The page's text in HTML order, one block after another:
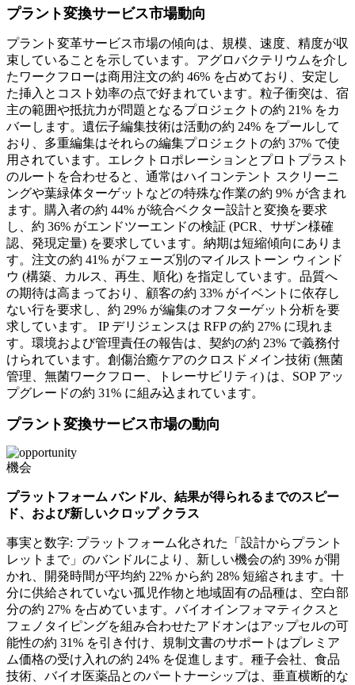
プラント変換サービス市場動向
プラント変革サービス市場の傾向は、規模、速度、精度が収
束していることを示しています。アグロバクテリウムを介し
たワークフローは商用注文の約 46% を占めており、安定し
た挿入とコスト効率の点で好まれています。粒子衝突は、宿
主の範囲や抵抗力が問題となるプロジェクトの約 21% をカ
バーします。遺伝子編集技術は活動の約 24% をプールして
おり、多重編集はそれらの編集プロジェクトの約 37% で使
用されています。エレクトロポレーションとプロトプラスト
のルートを合わせると、通常はハイコンテント スクリーニ
ングや葉緑体ターゲットなどの特殊な作業の約 9% が含まれ
ます。購入者の約 44% が統合ベクター設計と変換を要求
し、約 36% がエンドツーエンドの検証 (PCR、サザン様確
認、発現定量) を要求しています。納期は短縮傾向にありま
す。注文の約 41% がフェーズ別のマイルストーン ウィンド
ウ (構築、カルス、再生、順化) を指定しています。品質へ
の期待は高まっており、顧客の約 33% がイベントに依存し
ない行を要求し、約 29% が編集のオフターゲット分析を要
求しています。 IP デリジェンスは RFP の約 27% に現れま
す。環境および管理責任の報告は、契約の約 23% で義務付
けられています。創傷治癒ケアのクロスドメイン技術 (無菌
管理、無菌ワークフロー、トレーサビリティ) は、SOP アッ
プグレードの約 31% に組み込まれています。
プラント変換サービス市場の動向
機会
プラットフォーム バンドル、結果が得られるまでのスピー
ド、および新しいクロップ クラス
事実と数字: プラットフォーム化された「設計からプラント
レットまで」のバンドルにより、新しい機会の約 39% が開
かれ、開発時間が平均約 22% から約 28% 短縮されます。十
分に供給されていない孤児作物と地域固有の品種は、空白部
分の約 27% を占めています。バイオインフォマティクスと
フェノタイピングを組み合わせたアドオンはアップセルの可
能性の約 31% を引き付け、規制文書のサポートはプレミア
ム価格の受け入れの約 24% を促進します。種子会社、食品
技術、バイオ医薬品とのパートナーシップは、垂直横断的な